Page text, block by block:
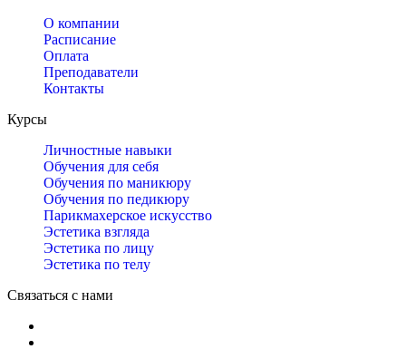
О компании
Расписание
Оплата
Преподаватели
Контакты
Курсы
Личностные навыки
Обучения для себя
Обучения по маникюру
Обучения по педикюру
Парикмахерское искусство
Эстетика взгляда
Эстетика по лицу
Эстетика по телу
Связаться с нами